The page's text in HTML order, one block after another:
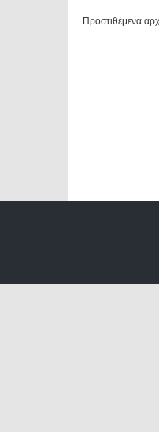
Προστιθέμενα